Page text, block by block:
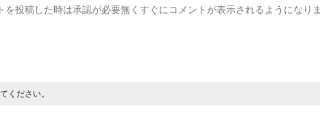
ください。